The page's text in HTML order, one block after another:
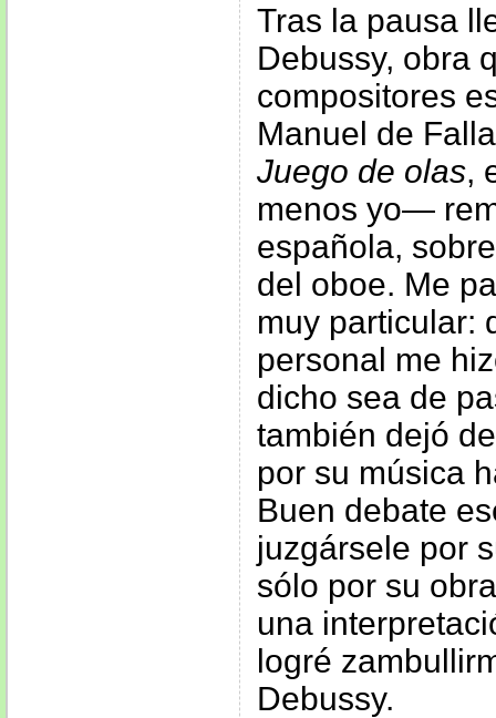
Tras la pausa
Debussy, obra
compositores
Manuel de
Juego de olas,
menos yo—
española,
del oboe. Me
muy particular:
personal me
dicho sea de
también dejó
por su música
Buen debate
juzgársele por
sólo por su
una
logré
Debussy.